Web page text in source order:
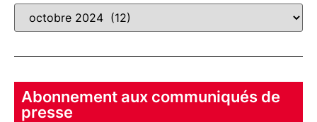
Abonnement aux communiqués de
presse